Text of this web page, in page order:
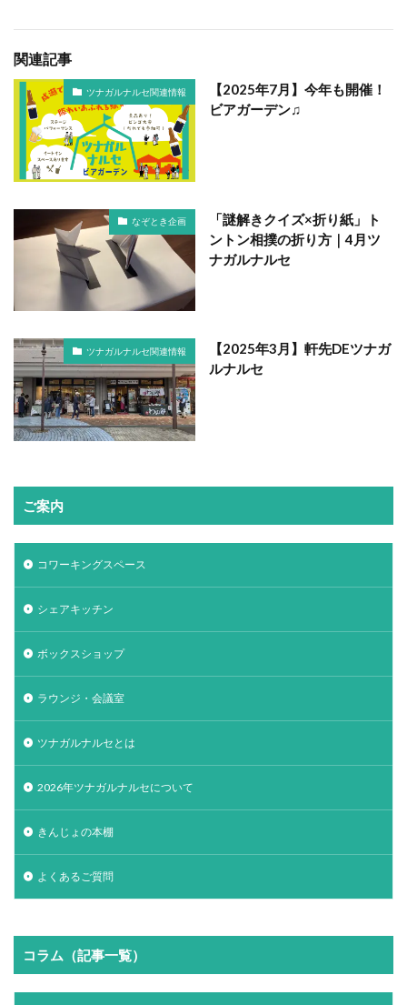
関連記事
ツナガルナルセ関連情報
【2025年7月】今年も開催！
ビアガーデン♫
なぞとき企画
「謎解きクイズ×折り紙」ト
ントン相撲の折り方｜4月ツ
ナガルナルセ
ツナガルナルセ関連情報
【2025年3月】軒先DEツナガ
ルナルセ
ご案内
コワーキングスペース
シェアキッチン
ボックスショップ
ラウンジ・会議室
ツナガルナルセとは
2026年ツナガルナルセについて
きんじょの本棚
よくあるご質問
コラム（記事一覧）